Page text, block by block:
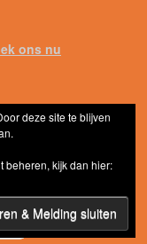
ons nu
© 2026
deze site te blijven
beheren, kijk dan hier: